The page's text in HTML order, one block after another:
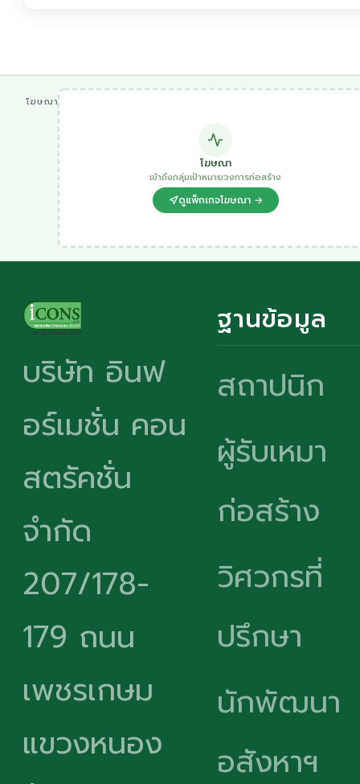
โฆษณา
โฆษณา
เข้าถึงกลุ่มเป้าหมายวงการก่อสร้าง
ดูแพ็กเกจโฆษณา →
บริษัท อินฟ
อร์เมชั่น คอน
สตรัคชั่น
จำกัด
207/178-
179 ถนน
เพชรเกษม
แขวงหนอง
ฐานข้อมูล
สถาปนิก
ผู้รับเหมา
ก่อสร้าง
วิศวกรที่
ปรึกษา
นักพัฒนา
อสังหาฯ